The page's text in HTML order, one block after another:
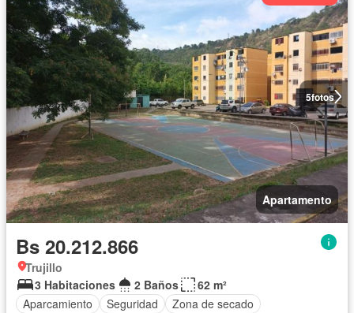
5fotos
Apartamento
Bs 20.212.866
Trujillo
3 Habitaciones
2 Baños
62 m²
Aparcamiento
Seguridad Zona de secado